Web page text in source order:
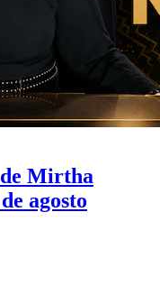
de Mirtha
agosto